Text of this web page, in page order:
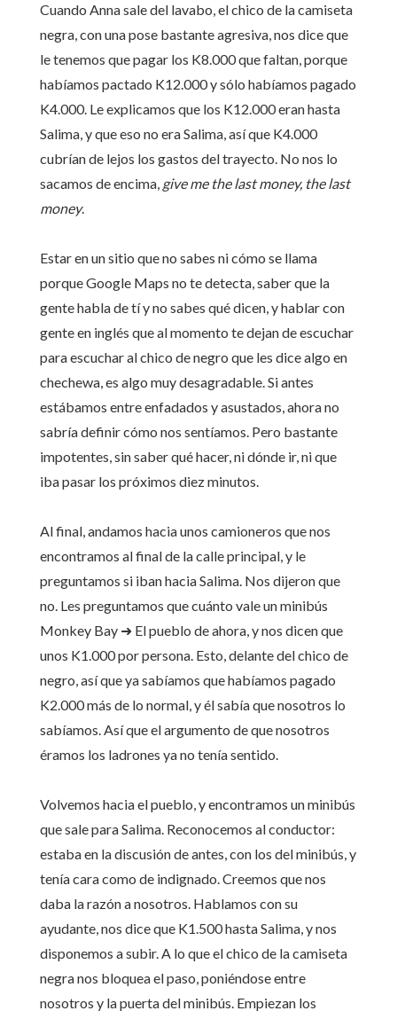
Cuando Anna sale del lavabo, el chico de la camiseta
negra, con una pose bastante agresiva, nos dice que
le tenemos que pagar los K8.000 que faltan, porque
habíamos pactado K12.000 y sólo habíamos pagado
K4.000. Le explicamos que los K12.000 eran hasta
Salima, y que eso no era Salima, así que K4.000
cubrían de lejos los gastos del trayecto. No nos lo
sacamos de encima, give me the last money, the last
money.
Estar en un sitio que no sabes ni cómo se llama
porque Google Maps no te detecta, saber que la
gente habla de tí y no sabes qué dicen, y hablar con
gente en inglés que al momento te dejan de escuchar
para escuchar al chico de negro que les dice algo en
chechewa, es algo muy desagradable. Si antes
estábamos entre enfadados y asustados, ahora no
sabría definir cómo nos sentíamos. Pero bastante
impotentes, sin saber qué hacer, ni dónde ir, ni que
iba pasar los próximos diez minutos.
Al final, andamos hacia unos camioneros que nos
encontramos al final de la calle principal, y le
preguntamos si iban hacia Salima. Nos dijeron que
no. Les preguntamos que cuánto vale un minibús
Monkey Bay ➜ El pueblo de ahora, y nos dicen que
unos K1.000 por persona. Esto, delante del chico de
negro, así que ya sabíamos que habíamos pagado
K2.000 más de lo normal, y él sabía que nosotros lo
sabíamos. Así que el argumento de que nosotros
éramos los ladrones ya no tenía sentido.
Volvemos hacia el pueblo, y encontramos un minibús
que sale para Salima. Reconocemos al conductor:
estaba en la discusión de antes, con los del minibús, y
tenía cara como de indignado. Creemos que nos
daba la razón a nosotros. Hablamos con su
ayudante, nos dice que K1.500 hasta Salima, y nos
disponemos a subir. A lo que el chico de la camiseta
negra nos bloquea el paso, poniéndose entre
nosotros y la puerta del minibús. Empiezan los